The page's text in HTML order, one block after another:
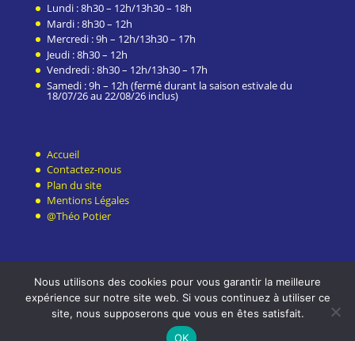
Lundi : 8h30 – 12h/13h30 – 18h
Mardi : 8h30 – 12h
Mercredi : 9h – 12h/13h30 – 17h
Jeudi : 8h30 – 12h
Vendredi : 8h30 – 12h/13h30 – 17h
Samedi : 9h – 12h (fermé durant la saison estivale du
18/07/26 au 22/08/26 inclus)
Accueil
Contactez-nous
Plan du site
Mentions Légales
@Théo Potier
Nous utilisons des cookies pour vous garantir la meilleure
expérience sur notre site web. Si vous continuez à utiliser ce
site, nous supposerons que vous en êtes satisfait.
OK